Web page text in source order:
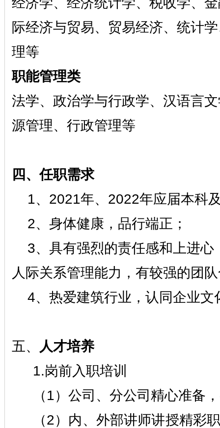
际经济与贸易、贸易经济、统计
理等
职能管理类
法学、政治学与行政学、汉语言
源管理、行政管理等
四、任职需求
1、2021年、 2022年应届本科
2、身体健康，品行端正；
3、具有强烈的责任感和上进
人际关系管理能力，有较强的团
4、热爱建筑行业，认同企业文
五、
人才培养
1.岗前入职培训
（1）公司、分公司精心准备
（2）内、外部讲师讲授精彩